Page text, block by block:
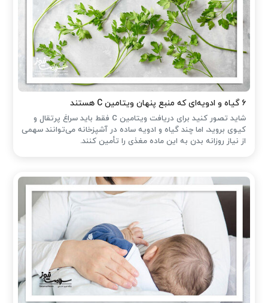
۶ گیاه و ادویه‌ای که منبع پنهان ویتامین C هستند
شاید تصور کنید برای دریافت ویتامین C فقط باید سراغ پرتقال و
کیوی بروید، اما چند گیاه و ادویه ساده در آشپزخانه می‌توانند سهمی
از نیاز روزانه بدن به این ماده مغذی را تأمین کنند.